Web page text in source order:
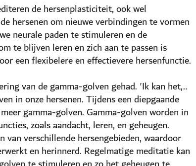
de hersenplasticiteit, ook wel
hersenen om nieuwe verbindingen te vormen
neurale paden te stimuleren en de
te blijven leren en zich aan te passen is
een flexibelere en effectievere hersenfunctie.
van de gamma-golven gehad. 'Ik kan het,..
in onze hersenen. Tijdens een diepgaande
gamma-golven. Gamma-golven worden in
zoals aandacht, leren, en geheugen.
verschillende hersengebieden, waardoor
en herinnerd. Regelmatige meditatie kan